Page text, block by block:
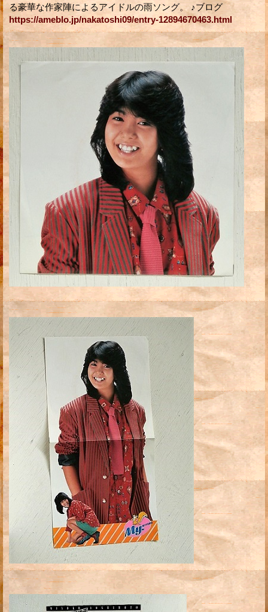
る豪華な作家陣によるアイドルの雨ソング。 ♪ブログ
https://ameblo.jp/nakatoshi09/entry-12894670463.html